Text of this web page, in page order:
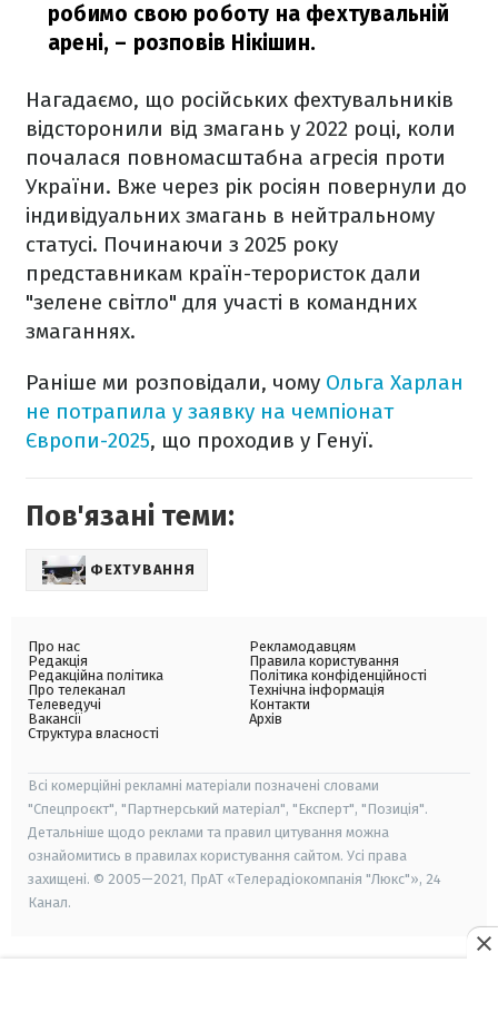
робимо свою роботу на фехтувальній
арені, – розповів Нікішин.
Нагадаємо, що російських фехтувальників
відсторонили від змагань у 2022 році, коли
почалася повномасштабна агресія проти
України. Вже через рік росіян повернули до
індивідуальних змагань в нейтральному
статусі. Починаючи з 2025 року
представникам країн-терористок дали
"зелене світло" для участі в командних
змаганнях.
Раніше ми розповідали, чому Ольга Харлан
не потрапила у заявку на чемпіонат
Європи-2025, що проходив у Генуї.
Пов'язані теми:
ФЕХТУВАННЯ
Про нас
Редакція
Редакційна політика
Про телеканал
Телеведучі
Вакансії
Структура власності
Рекламодавцям
Правила користування
Політика конфіденційності
Технічна інформація
Контакти
Архів
Всі комерційні рекламні матеріали позначені словами
"Спецпроєкт", "Партнерський матеріал", "Експерт", "Позиція".
Детальніше щодо реклами та правил цитування можна
ознайомитись в правилах користування сайтом. Усі права
захищені. © 2005—2021, ПрАТ «Телерадіокомпанія "Люкс"», 24
Канал.